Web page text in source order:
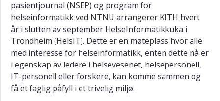
Helsit
2016
(Arkiv)
HelsIT
2015
(Arkiv)
HelsIT
pasientjournal (NSEP) og program for
helseinformatikk ved NTNU arrangerer KITH hvert
år i slutten av september HelseInformatikkuka i
Trondheim (HelsIT). Dette er en møteplass hvor alle
med interesse for helseinformatikk, enten dette nå er
i egenskap av ledere i helsevesenet, helsepersonell,
IT-personell eller forskere, kan komme sammen og
få et faglig påfyll i et trivelig miljø.